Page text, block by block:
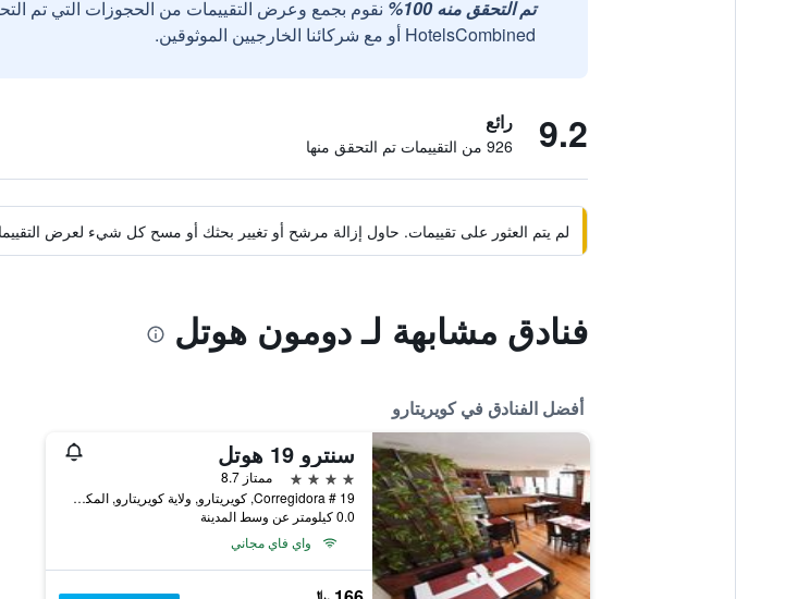
تم التحقق منه 100%
نقوم بجمع وعرض التقييمات من الحجوزات التي تم
HotelsCombined أو مع شركائنا الخارجيين الموثوقين.
9.2 رائع
926 من التقييمات تم التحقق منها
لم يتم العثور على تقييمات. حاول إزالة مرشح أو تغيير بحثك أو مسح كل شيء لعرض
فنادق مشابهة لـ دومون هوتل
أفضل الفنادق في كويريتارو
سنترو 19 هوتل
4 نجوم
ممتاز 8.7
Corregidora # 19, كويريتارو, ولاية كويريتارو, المكسيك
0.0 كيلومتر عن وسط المدينة
واي فاي مجاني